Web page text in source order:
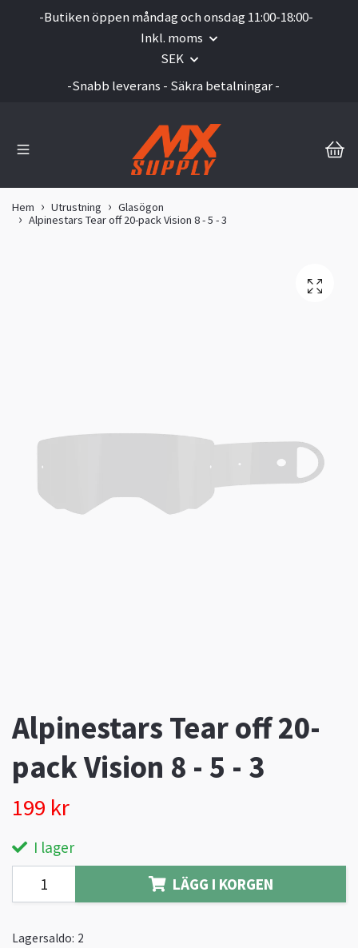
-Butiken öppen måndag och onsdag 11:00-18:00-
Inkl. moms
SEK
-Snabb leverans - Säkra betalningar -
Hem Utrustning
Glasögon
Alpinestars Tear off 20-pack Vision 8 - 5 - 3
Alpinestars Tear off 20-
pack Vision 8 - 5 - 3
199 kr
I lager
LÄGG I KORGEN
Lagersaldo: 2